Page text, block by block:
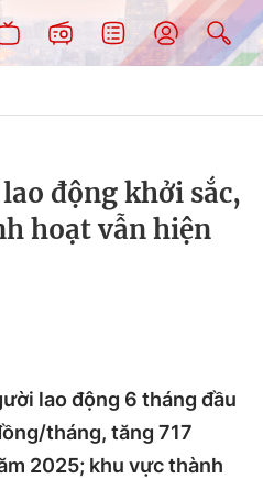
động khởi sắc,
hoạt vẫn hiện
lao động 6 tháng đầu
tháng, tăng 717
2025; khu vực thành